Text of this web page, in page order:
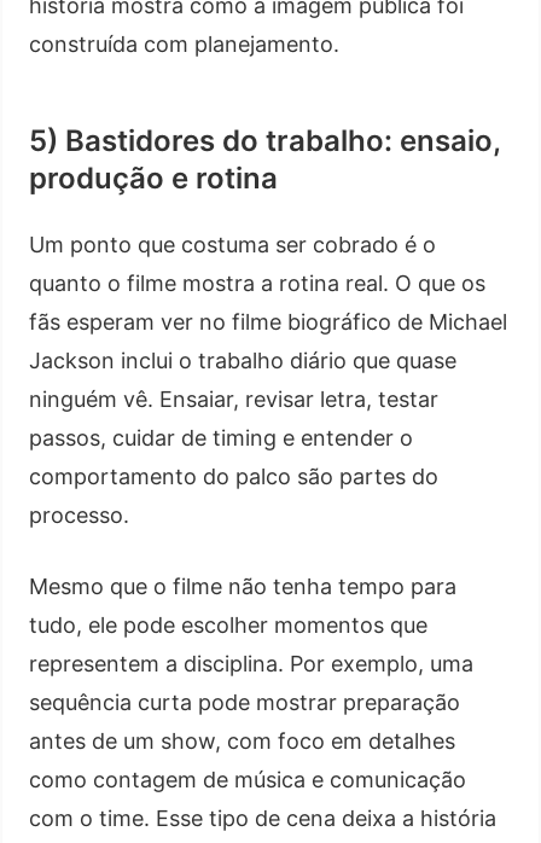
história mostra como a imagem pública foi
construída com planejamento.
5) Bastidores do trabalho: ensaio,
produção e rotina
Um ponto que costuma ser cobrado é o
quanto o filme mostra a rotina real. O que os
fãs esperam ver no filme biográfico de Michael
Jackson inclui o trabalho diário que quase
ninguém vê. Ensaiar, revisar letra, testar
passos, cuidar de timing e entender o
comportamento do palco são partes do
processo.
Mesmo que o filme não tenha tempo para
tudo, ele pode escolher momentos que
representem a disciplina. Por exemplo, uma
sequência curta pode mostrar preparação
antes de um show, com foco em detalhes
como contagem de música e comunicação
com o time. Esse tipo de cena deixa a história